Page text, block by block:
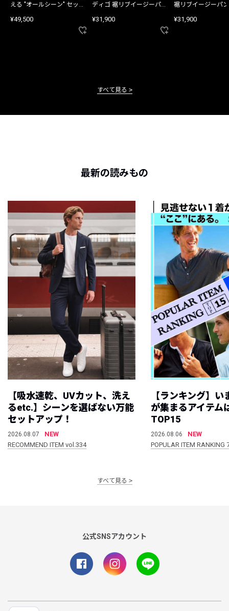
える "オールシーン" セット
¥49,500
ディゴ 裾リブイージーパン
¥31,900
裾リブイージーパ
¥31,900
すべて見る
最新の読みもの
【吸水速乾、UVカット、洗え
るetc.】シーンを選ばない万能
セットアップ！
2026.08.07
NEW
RECOMMEND ITEM vol.334
【ランキング】
が集まるアイテム
TOP15
2026.08.06
NEW
POPULAR ITEM
すべて見る
公式SNSアカウント